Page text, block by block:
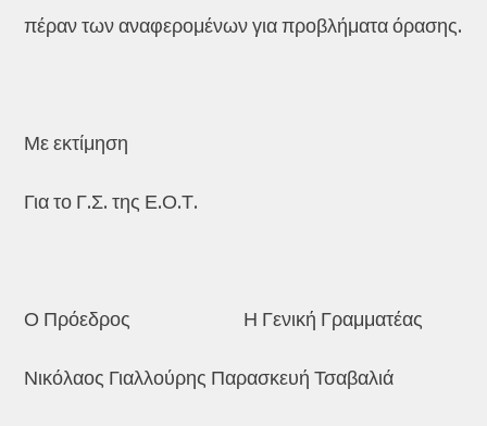
πέραν των αναφερομένων για προβλήματα όρασης.
Με εκτίμηση
Για το Γ.Σ. της Ε.Ο.Τ.
Ο Πρόεδρος Η Γενική Γραμματέας
Νικόλαος Γιαλλούρης Παρασκευή Τσαβαλιά